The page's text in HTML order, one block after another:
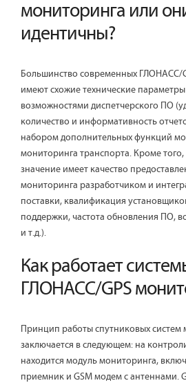
мониторинга или
идентичны?
Большинство современных ГЛОНАСС/
имеют схожие технические
возможностями диспетчерского ПО
количество и информативность
набором дополнительных функций
мониторинга транспорта. Кроме
значение имеет качество
мониторинга разработчиком и
поставки, квалификация
поддержки, частота обновления ПО,
и т.д.).
Как работает
ГЛОНАСС/GPS
Принцип работы спутниковых систем
заключается в следующем: на
находится модуль мониторинга,
приемник и GSM модем с антеннами.